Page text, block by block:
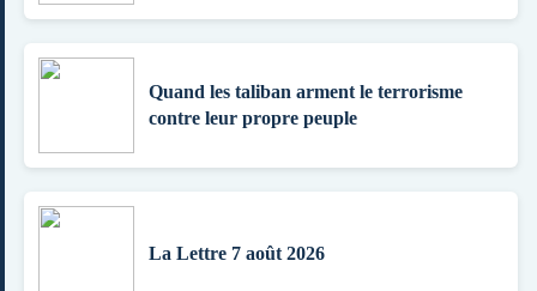
Quand les taliban arment le terrorisme
contre leur propre peuple
La Lettre 7 août 2026